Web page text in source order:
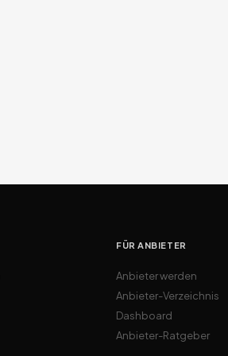
FÜR ANBIETER
Anbieter werden
Anbieter-Verzeichnis
Dashboard
Anbieter-Ratgeber